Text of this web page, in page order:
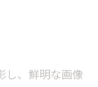
し、鮮明な画像